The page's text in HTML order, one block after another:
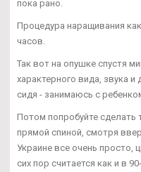
пока рано.
Процедура наращивания
часов.
Так вот на опушке спустя
характерного вида, звука
сидя - занимаюсь с
Потом попробуйте сделать
прямой спиной, смотря
Украине все очень просто,
сих пор считается как и в